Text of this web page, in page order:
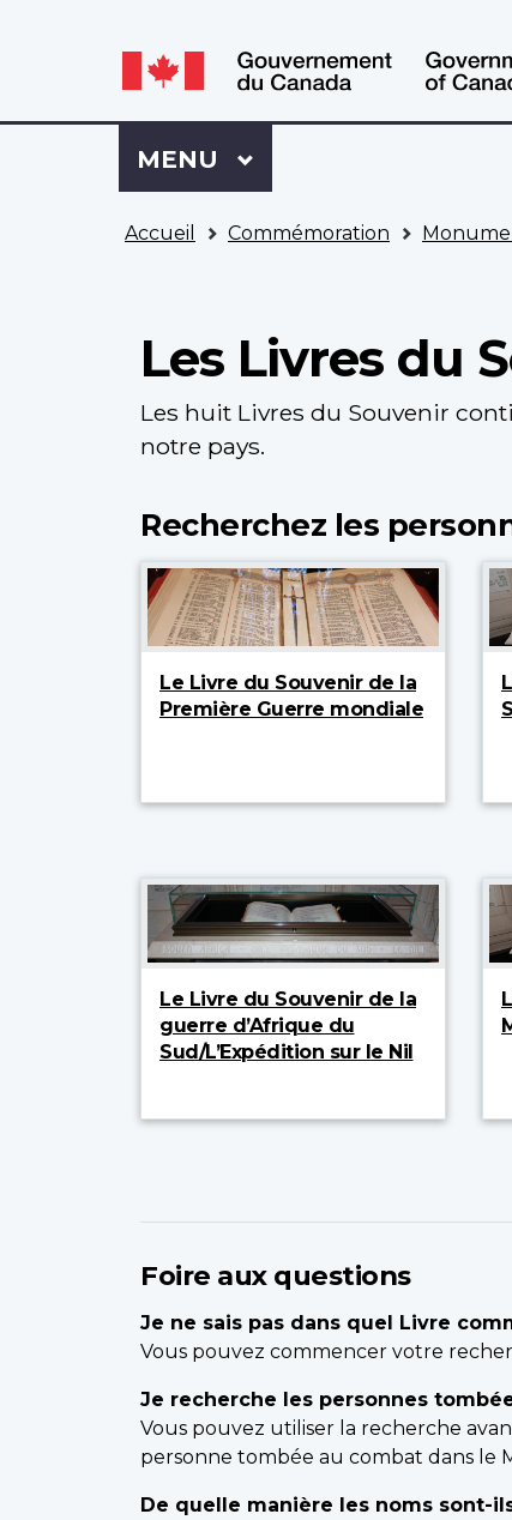
Language
switcher
Language
switcher
Se
connecter
à
Dossier
Menu
MENU PRINCIPAL
Accueil Commémoration
Les Livres du
Les huit Livres du Souvenir
notre pays.
Recherchez les
Le Livre du Souvenir de la
Première Guerre mondiale
Le Livre du Souvenir de la
guerre d’Afrique du
Sud/L’Expédition sur le Nil
Foire aux questions
Je ne sais pas dans quel Livre
Vous pouvez commencer votre
Je recherche les personnes
Vous pouvez utiliser la recherche
personne tombée au combat dans le
De quelle manière les noms sont-